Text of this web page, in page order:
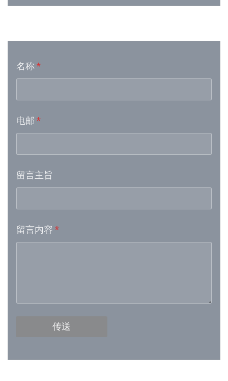
Week 23│2026-6-5
Week 21│2026-5-23
Week 18│2026-5-2
Week 16│2026-4-18
Week 13│2026-3-28
名称 *
电邮 *
留言主旨
留言内容 *
传送